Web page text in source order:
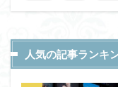
人気の記事ランキ